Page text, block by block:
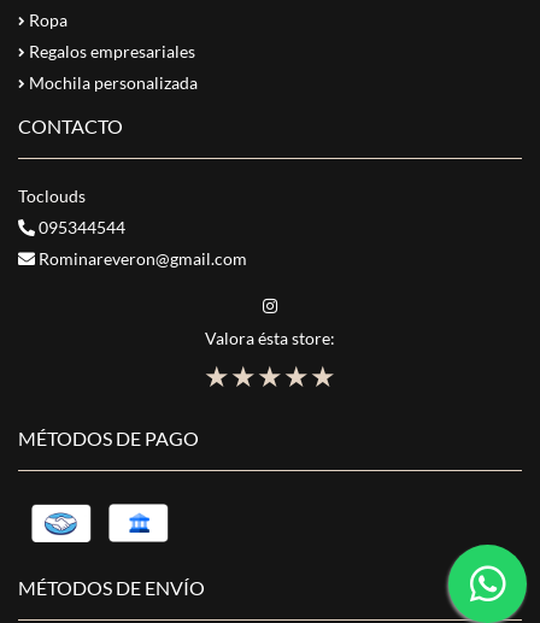
Ropa
Regalos empresariales
Mochila personalizada
CONTACTO
Toclouds
095344544
Rominareveron@gmail.com
Valora ésta store:
★
★
★
★
★
MÉTODOS DE PAGO
MÉTODOS DE ENVÍO